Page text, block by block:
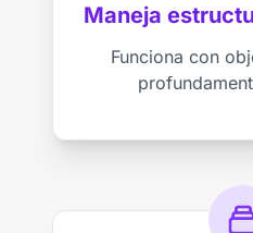
Maneja
Funciona con